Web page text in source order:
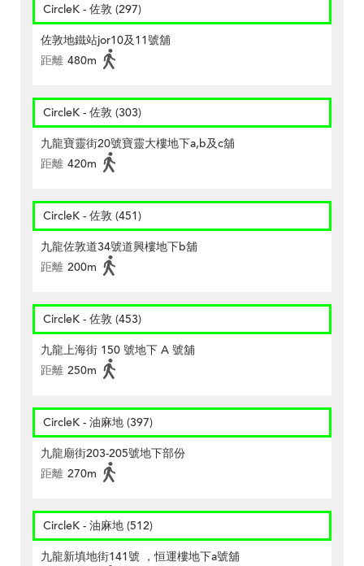
CircleK - 佐敦 (297)
佐敦地鐵站jor10及11號舖
距離 480m
CircleK - 佐敦 (303)
九龍寶靈街20號寶靈大樓地下a,b及c舖
距離 420m
CircleK - 佐敦 (451)
九龍佐敦道34號道興樓地下b舖
距離 200m
CircleK - 佐敦 (453)
九龍上海街 150 號地下 A 號舖
距離 250m
CircleK - 油麻地 (397)
九龍廟街203-205號地下部份
距離 270m
CircleK - 油麻地 (512)
九龍新填地街141號 ，恒運樓地下a號舖